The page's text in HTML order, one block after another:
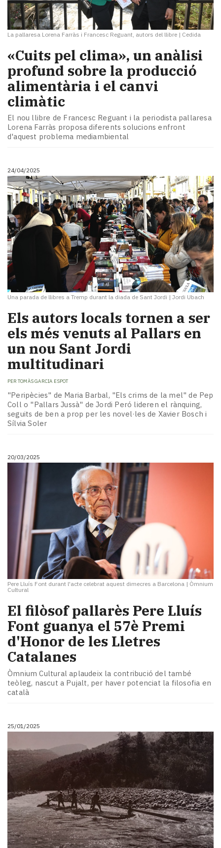
La pallaresa Lorena Farràs i Francesc Reguant, autors del llibre | Cedida
«Cuits pel clima», un anàlisi
profund sobre la producció
alimentària i el canvi
climàtic
El nou llibre de Francesc Reguant i la periodista pallaresa
Lorena Farràs proposa diferents solucions enfront
d'aquest problema mediambiental
24/04/2025
Una parada de llibres a Tremp durant la diada de Sant Jordi | Jordi Ubach
Els autors locals tornen a ser
els més venuts al Pallars en
un nou Sant Jordi
multitudinari
PER TOMÀS GARCIA ESPOT
"Peripècies" de Maria Barbal, "Els crims de la mel" de Pep
Coll o "Pallars Jussà" de Jordi Peró lideren el rànquing,
seguits de ben a prop per les novel·les de Xavier Bosch i
Sílvia Soler
20/03/2025
Pere Lluís Font durant l'acte celebrat aquest dimecres a Barcelona | Òmnium
Cultural
El filòsof pallarès Pere Lluís
Font guanya el 57è Premi
d'Honor de les Lletres
Catalanes
Òmnium Cultural aplaudeix la contribució del també
teòleg, nascut a Pujalt, per haver potenciat la filosofia en
català
25/01/2025